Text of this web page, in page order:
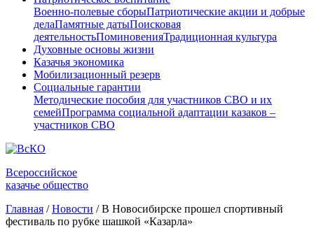
Военно-полевые сборыПатриотические акции и добрые
делаПамятные датыПоисковая
деятельностьПоминовенияТрадиционная культура
Духовные основы жизни
Казачья экономика
Мобилизационный резерв
Социальные гарантии
Методические пособия для участников СВО и их
семейПрограмма социальной адаптации казаков –
участников СВО
Всероссийское
казачье общество
Главная / Новости / В Новосибирске прошел спортивный
фестиваль по рубке шашкой «Казарла»